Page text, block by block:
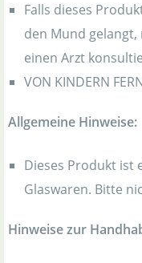
Falls dieses
den Mund
einen Arzt
VON KINDERN
Allgemeine Hinweise:
Dieses Produkt ist
Glaswaren. Bitte
Hinweise zur